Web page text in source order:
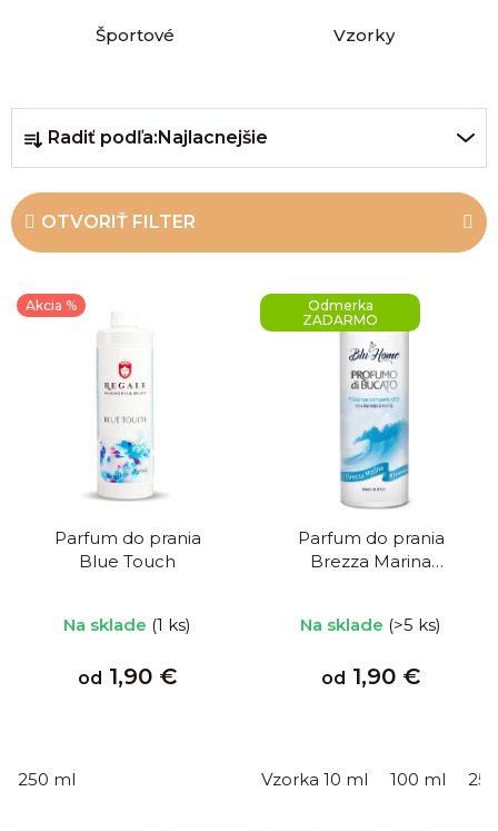
Športové Vzorky
R
a
d
e
n
i
e
Radiť podľa: Najlacnejšie
OTVORIŤ FILTER
V
ý
Akcia %
Parfum do prania
Blue Touch
Na sklade (1 ks)
od 1,90 €
250 ml
Odmerka
ZADARMO
Parfum do prania
Brezza Marina
Na sklade (>5 ks)
od 1,90 €
Vzorka 10 ml 100 ml